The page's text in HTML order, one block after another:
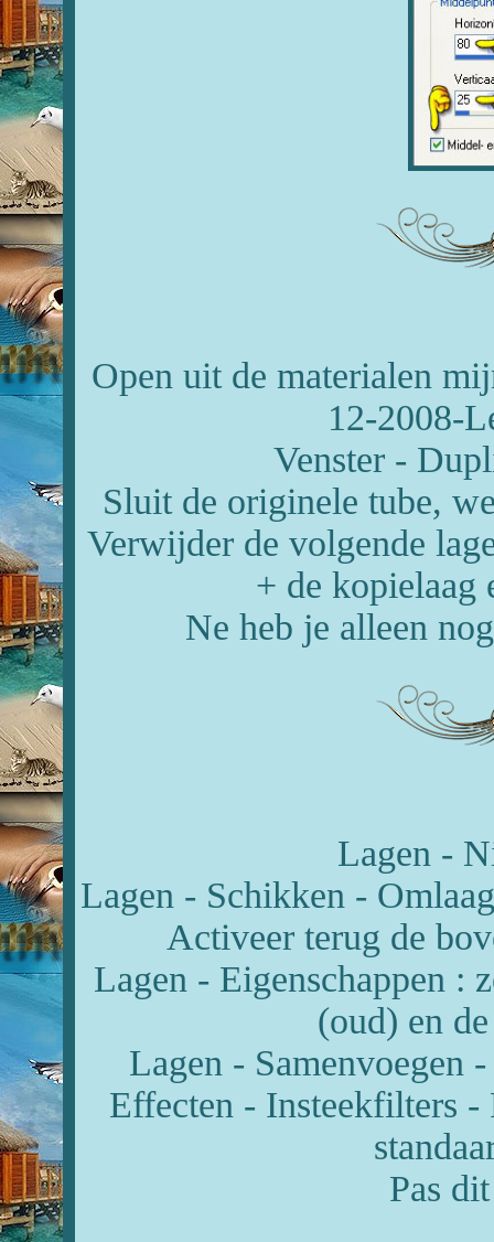
Open uit de materialen
12-2008-
Venster -
Sluit de originele tube,
Verwijder de volgende
+ de kopielaag
Ne heb je alleen
Lagen -
Lagen - Schikken -
Activeer terug de
Lagen - Eigenschappen :
(oud) en
Lagen - Samenvoegen
Effecten - Insteekfilters
Pas